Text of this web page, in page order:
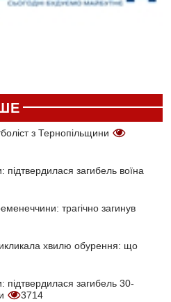
з Тернопільщини
підтвердилася загибель воїна
трагічно загинув
хвилю обурення: що
підтвердилася загибель 30-
3714